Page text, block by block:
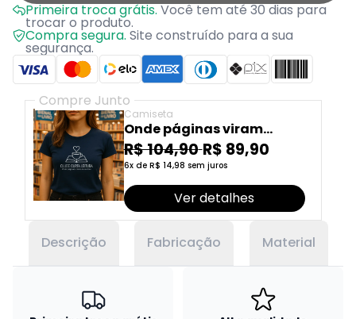
Primeira troca grátis.Você tem até 30 dias para
trocar o produto.
Compra segura. Site construído para a sua
segurança.
Compre Junto
Camiseta
Onde páginas viram
encontros
R$ 104,90R$ 89,90
6x de R$ 14,98 sem juros
Ver detalhes
Descrição Fabricação Material